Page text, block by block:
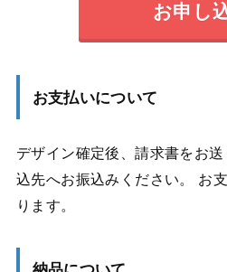
お申し
お支払いについて
デザイン確定後、請求書をお
込先へお振込みください。 お支
ります。